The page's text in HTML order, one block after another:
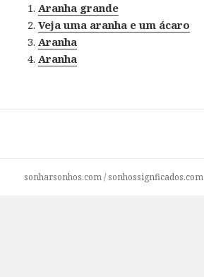
Aranha grande
Veja uma aranha e um ácaro
Aranha
Aranha
sonharsonhos.com/sonhossignficados.com